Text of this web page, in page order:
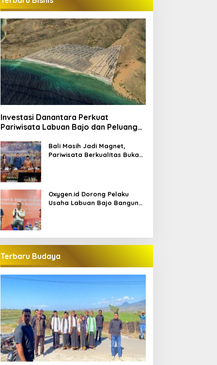
Investasi Danantara Perkuat
Pariwisata Labuan Bajo dan Peluang
Bali Masih Jadi Magnet,
Pariwisata Berkualitas Buka
Oxygen.id Dorong Pelaku
Usaha Labuan Bajo Bangun
Terbaru Budaya